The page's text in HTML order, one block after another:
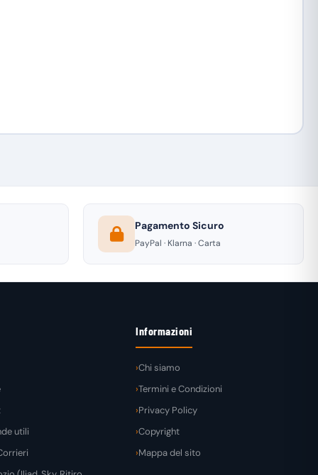
Pagamento Sicuro
PayPal · Klarna · Carta
utili
Informazioni
Chi siamo
Termini e Condizioni
Privacy Policy
Copyright
Mappa del sito